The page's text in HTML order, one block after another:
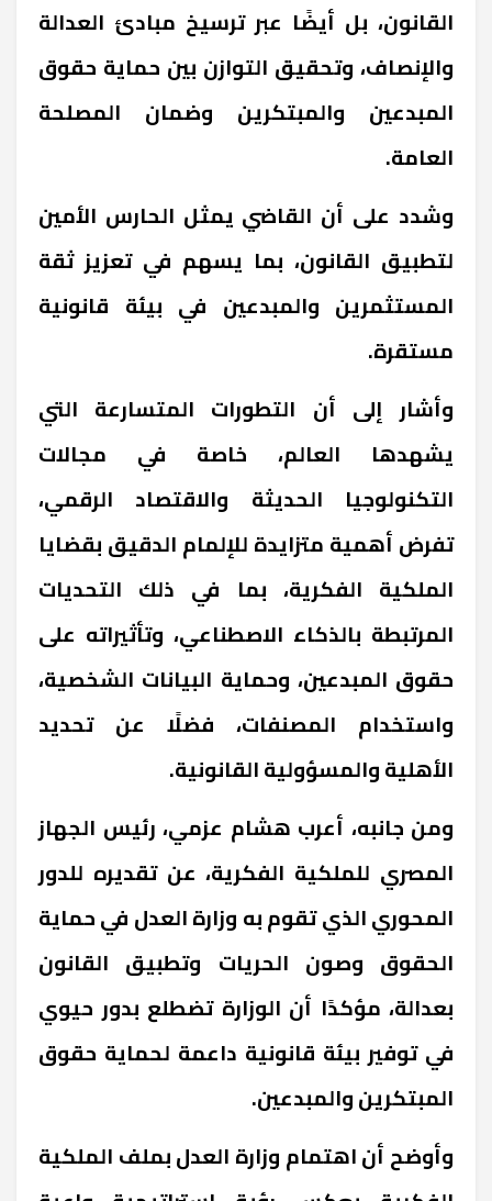
القانون، بل أيضًا عبر ترسيخ مبادئ العدالة
والإنصاف، وتحقيق التوازن بين حماية حقوق
المبدعين والمبتكرين وضمان المصلحة
العامة.
وشدد على أن القاضي يمثل الحارس الأمين
لتطبيق القانون، بما يسهم في تعزيز ثقة
المستثمرين والمبدعين في بيئة قانونية
مستقرة.
وأشار إلى أن التطورات المتسارعة التي
يشهدها العالم، خاصة في مجالات
التكنولوجيا الحديثة والاقتصاد الرقمي،
تفرض أهمية متزايدة للإلمام الدقيق بقضايا
الملكية الفكرية، بما في ذلك التحديات
المرتبطة بالذكاء الاصطناعي، وتأثيراته على
حقوق المبدعين، وحماية البيانات الشخصية،
واستخدام المصنفات، فضلًا عن تحديد
الأهلية والمسؤولية القانونية.
ومن جانبه، أعرب هشام عزمي، رئيس الجهاز
المصري للملكية الفكرية، عن تقديره للدور
المحوري الذي تقوم به وزارة العدل في حماية
الحقوق وصون الحريات وتطبيق القانون
بعدالة، مؤكدًا أن الوزارة تضطلع بدور حيوي
في توفير بيئة قانونية داعمة لحماية حقوق
المبتكرين والمبدعين.
وأوضح أن اهتمام وزارة العدل بملف الملكية